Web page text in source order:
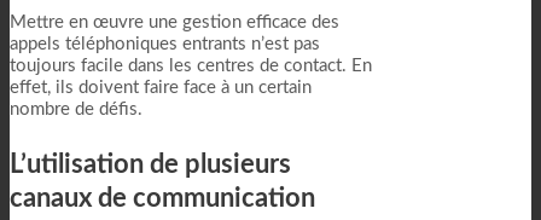
Mettre en œuvre une gestion efficace des
appels téléphoniques entrants n’est pas
toujours facile dans les centres de contact. En
effet, ils doivent faire face à un certain
nombre de défis.
L’utilisation de plusieurs
canaux de communication